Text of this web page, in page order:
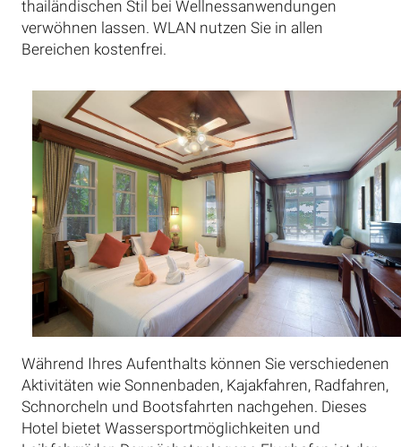
thailändischen Stil bei Wellnessanwendungen
verwöhnen lassen. WLAN nutzen Sie in allen
Bereichen kostenfrei.
Während Ihres Aufenthalts können Sie verschiedenen
Aktivitäten wie Sonnenbaden, Kajakfahren, Radfahren,
Schnorcheln und Bootsfahrten nachgehen. Dieses
Hotel bietet Wassersportmöglichkeiten und